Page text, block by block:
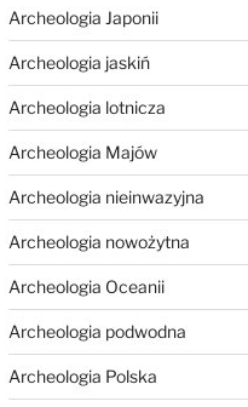
Archeologia Japonii
Archeologia jaskiń
Archeologia lotnicza
Archeologia Majów
Archeologia nieinwazyjna
Archeologia nowożytna
Archeologia Oceanii
Archeologia podwodna
Archeologia Polska